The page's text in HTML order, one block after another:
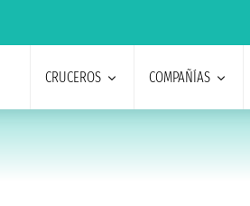
CRUCEROS COMPAÑÍAS